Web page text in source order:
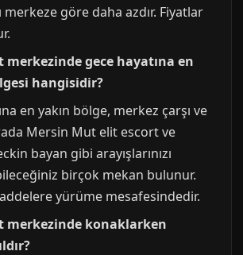
merkeze göre daha azdır. Fiyatlar
merkezinde gece hayatına en
hangisidir?
en yakın bölge, merkez çarşı ve
Mersin Mut elit escort ve
bayan gibi arayışlarınızı
birçok mekan bulunur.
yürüme mesafesindedir.
merkezinde konaklarken